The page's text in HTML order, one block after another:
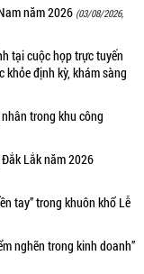
năm 2026 (03/08/2026,
tại cuộc họp trực tuyến
khỏe định kỳ, khám sàng
trong khu công
Lắk năm 2026
tay” trong khuôn khổ Lễ
nghẽn trong kinh doanh”